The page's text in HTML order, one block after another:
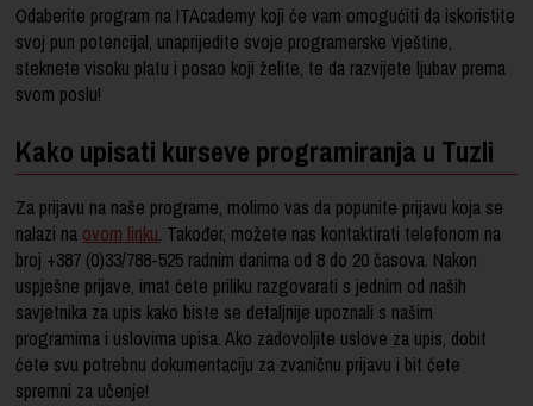
Odaberite program na ITAcademy koji će vam omogućiti da iskoristite
svoj pun potencijal, unaprijedite svoje programerske vještine,
steknete visoku platu i posao koji želite, te da razvijete ljubav prema
svom poslu!
Kako upisati kurseve programiranja u Tuzli
Za prijavu na naše programe, molimo vas da popunite prijavu koja se
nalazi na ovom linku. Također, možete nas kontaktirati telefonom na
broj +387 (0)33/788-525 radnim danima od 8 do 20 časova. Nakon
uspješne prijave, imat ćete priliku razgovarati s jednim od naših
savjetnika za upis kako biste se detaljnije upoznali s našim
programima i uslovima upisa. Ako zadovoljite uslove za upis, dobit
ćete svu potrebnu dokumentaciju za zvaničnu prijavu i bit ćete
spremni za učenje!